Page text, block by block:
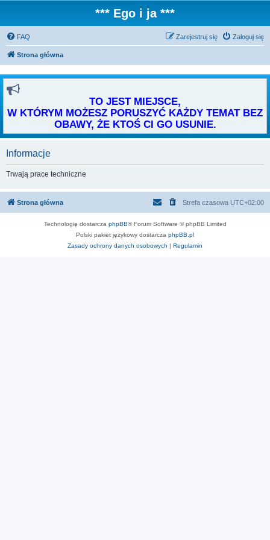
*** Ego i ja ***
FAQ Zaloguj się
Zarejestruj się
Strona główna
TO JEST MIEJSCE,
W KTÓRYM MOŻESZ PORUSZYĆ KAŻDY TEMAT BEZ
OBAWY, ŻE KTOŚ CI GO USUNIE.
Informacje
Trwają prace techniczne
Strona główna Strefa czasowa UTC+02:00
Technologię dostarcza phpBB® Forum Software © phpBB Limited
Polski pakiet językowy dostarcza phpBB.pl
Zasady ochrony danych osobowych | Regulamin